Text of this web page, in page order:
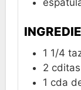
1 1/4
2 cditas
1 cda